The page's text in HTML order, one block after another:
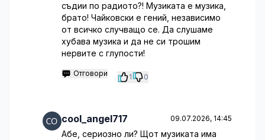
съдии по радиото?! Музиката е музика,
брато! Чайковски е гений, независимо
от всичко случващо се. Да слушаме
хубава музика и да не си трошим
нервите с глупости!
Отговори 1 0
cool_angel717 09.07.2026, 14:45
Абе, сериозно ли? Щот музиката има